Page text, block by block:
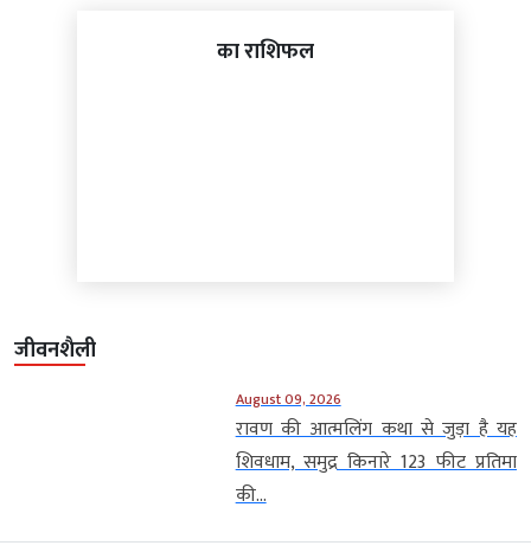
का राशिफल
जीवनशैली
August 09, 2026
रावण की आत्मलिंग कथा से जुड़ा है यह
शिवधाम, समुद्र किनारे 123 फीट प्रतिमा
की...